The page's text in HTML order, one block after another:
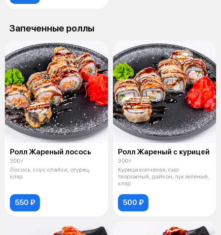
Запеченные роллы
Ролл Жареный лосось
300 г
Лосось, соус спайси, огурец,
кляр
550 ₽
Ролл Жареный с курицей
300 г
Курица копченая, сыр
творожный, дайкон, лук зеленый,
кляр
500 ₽